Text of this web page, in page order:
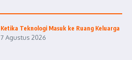
Ketika Teknologi Masuk ke Ruang Keluarga
7 Agustus 2026